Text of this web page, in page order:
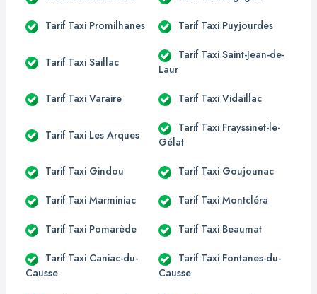
Tarif Taxi Promilhanes Tarif Taxi Puyjourdes
Tarif Taxi Saillac
Tarif Taxi Saint-Jean-de-
Laur
Tarif Taxi Varaire Tarif Taxi Vidaillac
Tarif Taxi Les Arques
Tarif Taxi Frayssinet-le-
Gélat
Tarif Taxi Gindou Tarif Taxi Goujounac
Tarif Taxi Marminiac Tarif Taxi Montcléra
Tarif Taxi Pomarède Tarif Taxi Beaumat
Tarif Taxi Caniac-du-
Causse
Tarif Taxi Fontanes-du-
Causse